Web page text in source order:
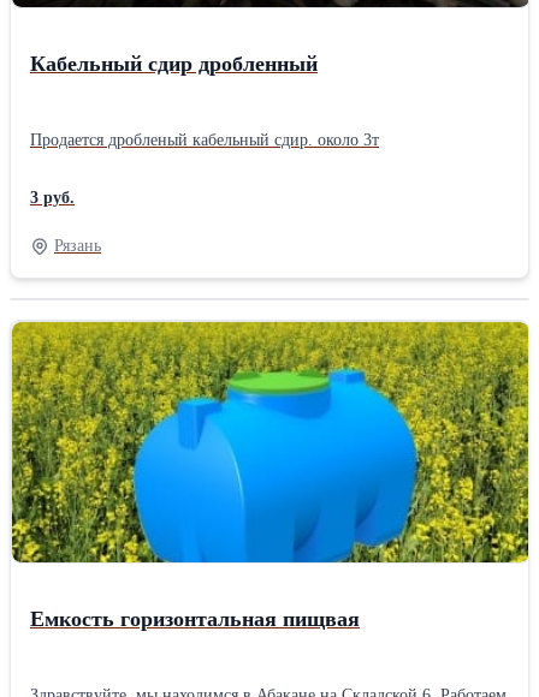
Кабельный сдир дробленный
Продается дробленый кабельный сдир. около 3т
3 руб.
Рязань
Емкость горизонтальная пищвая